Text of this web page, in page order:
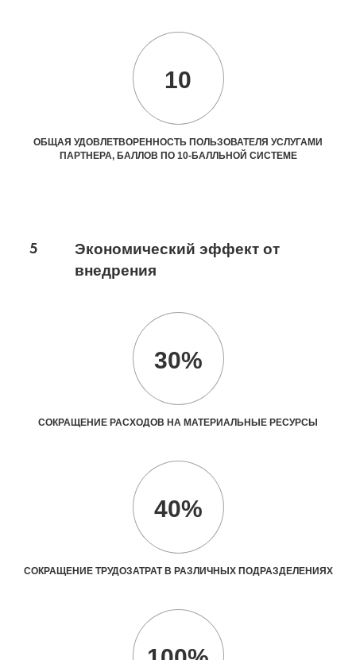
10
ОБЩАЯ УДОВЛЕТВОРЕННОСТЬ ПОЛЬЗОВАТЕЛЯ УСЛУГАМИ
ПАРТНЕРА, БАЛЛОВ ПО 10-БАЛЛЬНОЙ СИСТЕМЕ
5
Экономический эффект от
внедрения
30%
СОКРАЩЕНИЕ РАСХОДОВ НА МАТЕРИАЛЬНЫЕ РЕСУРСЫ
40%
СОКРАЩЕНИЕ ТРУДОЗАТРАТ В РАЗЛИЧНЫХ ПОДРАЗДЕЛЕНИЯХ